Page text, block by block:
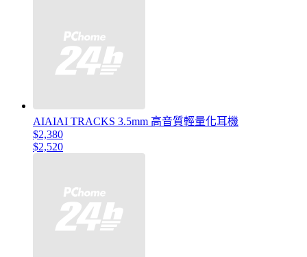
AIAIAI TRACKS 3.5mm 高音質輕量化耳機
$2,380
$2,520